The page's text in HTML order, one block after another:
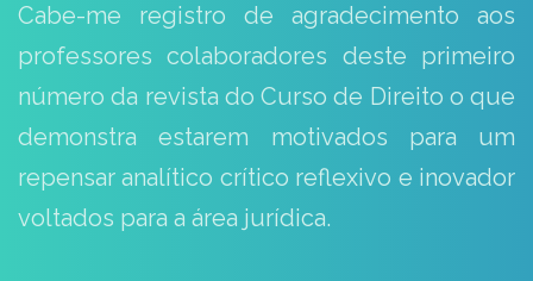
Cabe-me registro de agradecimento aos
professores colaboradores deste primeiro
número da revista do Curso de Direito o que
demonstra estarem motivados para um
repensar analítico crítico reflexivo e inovador
voltados para a área jurídica.